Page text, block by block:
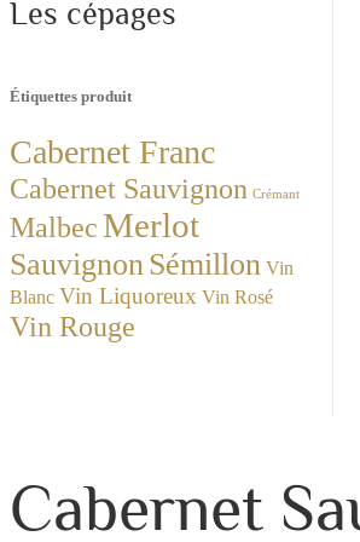
Les cépages
Étiquettes produit
Cabernet Franc
Cabernet Sauvignon Crémant
Malbec Merlot
SauvignonSémillon Vin
Blanc Vin Liquoreux Vin Rosé
Vin Rouge
Cabernet